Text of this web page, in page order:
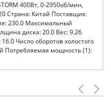
400Вт, 0-2950об/мин,
Страна: Китай Поставщик:
230.0 Максимальный
диска: 20.0 Вес: 9.26
Число оборотов холостого
Потребляемая мощность (1):